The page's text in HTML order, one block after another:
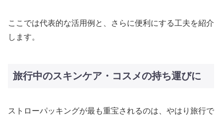
ここでは代表的な活用例と、さらに便利にする工夫を紹介
します。
旅行中のスキンケア・コスメの持ち運びに
ストローパッキングが最も重宝されるのは、やはり旅行で